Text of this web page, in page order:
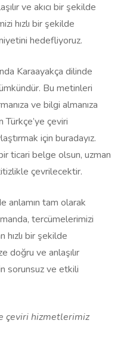
ve akıcı bir şekilde
hızlı bir şekilde
hedefliyoruz.
Karaayakça dilinde
Bu metinleri
ve bilgi almanıza
Türkçe’ye çeviri
için buradayız.
ticari belge olsun, uzman
çevrilecektir.
anlamın tam olarak
tercümelerimizi
bir şekilde
doğru ve anlaşılır
sorunsuz ve etkili
çeviri hizmetlerimiz